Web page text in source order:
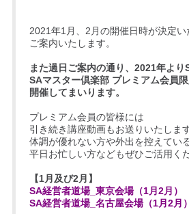
2021年1月、2月の開催日時が決定
ご案内いたします。
また過日ご案内の通り、2021年より
SAマスター倶楽部 プレミアム会員
開催してまいります。
プレミアム会員の皆様には
引き続き講座動画もお送りいたしま
体調が優れない方や外出を控えている
平日お忙しい方などもぜひご活用く
【1月及び2月】
SA経営者道場_東京会場（1月2月）
SA経営者道場_名古屋会場（1月2月）